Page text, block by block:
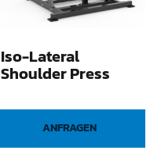
Iso-Lateral
Shoulder Press
ANFRAGEN